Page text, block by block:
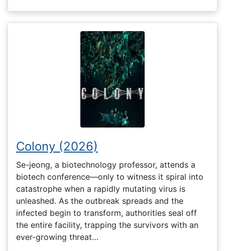
Colony (2026)
Se-jeong, a biotechnology professor, attends a
biotech conference—only to witness it spiral into
catastrophe when a rapidly mutating virus is
unleashed. As the outbreak spreads and the
infected begin to transform, authorities seal off
the entire facility, trapping the survivors with an
ever-growing threat…